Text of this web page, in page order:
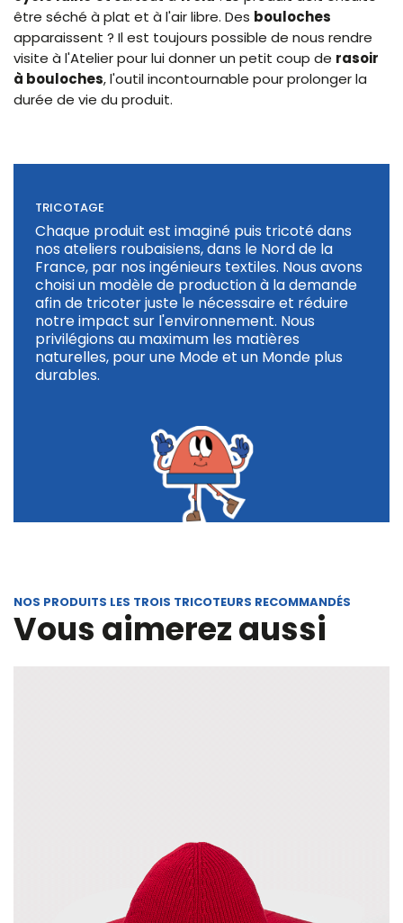
être séché à plat et à l'air libre. Des bouloches
apparaissent ? Il est toujours possible de nous rendre
visite à l'Atelier pour lui donner un petit coup de rasoir
à bouloches, l'outil incontournable pour prolonger la
durée de vie du produit.
TRICOTAGE
Chaque produit est imaginé puis tricoté dans
nos ateliers roubaisiens, dans le Nord de la
France, par nos ingénieurs textiles. Nous avons
choisi un modèle de production à la demande
afin de tricoter juste le nécessaire et réduire
notre impact sur l'environnement. Nous
privilégions au maximum les matières
naturelles, pour une Mode et un Monde plus
durables.
NOS PRODUITS LES TROIS TRICOTEURS RECOMMANDÉS
Vous aimerez aussi